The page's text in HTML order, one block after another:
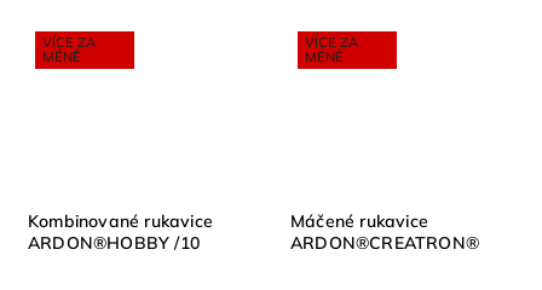
VÍCE ZA
MÉNĚ
Kombinované rukavice
ARDON®HOBBY /10
VÍCE ZA
MÉNĚ
Máčené rukavice
ARDON®CREATRON®